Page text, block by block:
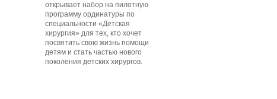
открывает набор на пилотную
программу ординатуры по
специальности «Детская
хирургия» для тех, кто хочет
посвятить свою жизнь помощи
детям и стать частью нового
поколения детских хирургов.